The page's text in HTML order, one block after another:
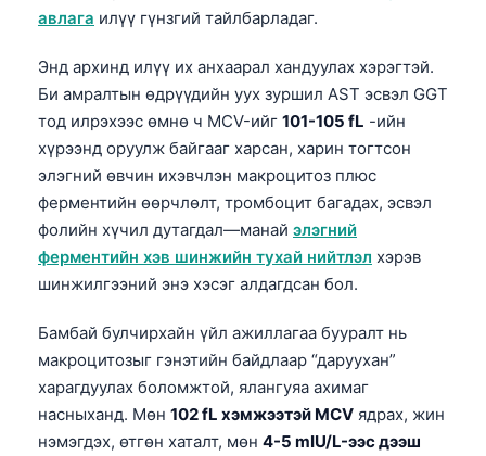
авлага илүү гүнзгий тайлбарладаг.
Энд архинд илүү их анхаарал хандуулах хэрэгтэй.
Би амралтын өдрүүдийн уух зуршил AST эсвэл GGT
тод илрэхээс өмнө ч MCV-ийг 101-105 fL -ийн
хүрээнд оруулж байгааг харсан, харин тогтсон
элэгний өвчин ихэвчлэн макроцитоз плюс
ферментийн өөрчлөлт, тромбоцит багадах, эсвэл
фолийн хүчил дутагдал—манай элэгний
ферментийн хэв шинжийн тухай нийтлэл хэрэв
шинжилгээний энэ хэсэг алдагдсан бол.
Бамбай булчирхайн үйл ажиллагаа бууралт нь
макроцитозыг гэнэтийн байдлаар “даруухан”
харагдуулах боломжтой, ялангуяа ахимаг
насныханд. Мөн 102 fL хэмжээтэй MCV ядрах, жин
нэмэгдэх, өтгөн хаталт, мөн 4-5 mIU/L-ээс дээш